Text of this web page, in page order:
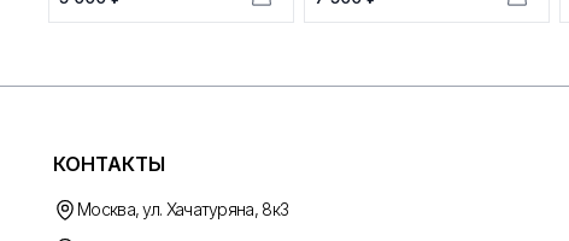
КОНТАКТЫ
Москва, ул. Хачатуряна, 8к3